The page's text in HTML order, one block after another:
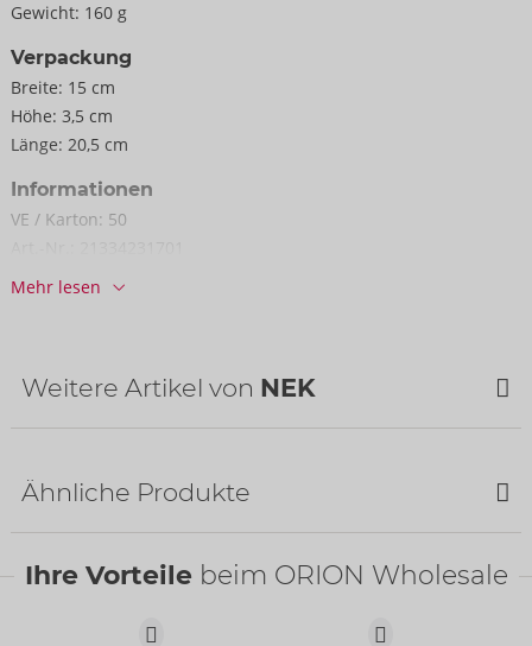
Gewicht: 160 g
Verpackung
Breite: 15 cm
Höhe: 3,5 cm
Länge: 20,5 cm
Informationen
VE / Karton: 50
Barcode:
Verfügbarkeit
Mehr lesen
Weitere Artikel von NEK
Ähnliche Produkte
Ihre Vorteile beim ORION Wholesale